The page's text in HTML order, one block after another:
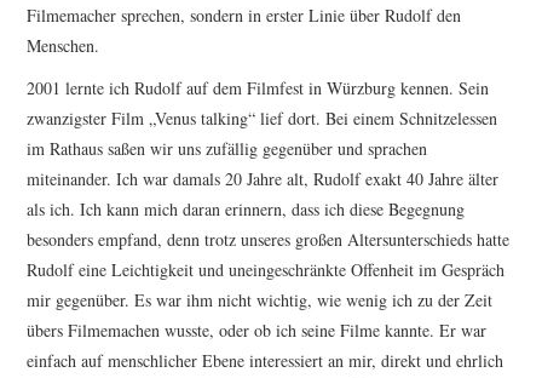
Filmemacher sprechen, sondern in erster Linie über Rudolf den
Menschen.
2001 lernte ich Rudolf auf dem Filmfest in Würzburg kennen. Sein
zwanzigster Film „Venus talking“ lief dort. Bei einem Schnitzelessen
im Rathaus saßen wir uns zufällig gegenüber und sprachen
miteinander. Ich war damals 20 Jahre alt, Rudolf exakt 40 Jahre älter
als ich. Ich kann mich daran erinnern, dass ich diese Begegnung
besonders empfand, denn trotz unseres großen Altersunterschieds hatte
Rudolf eine Leichtigkeit und uneingeschränkte Offenheit im Gespräch
mir gegenüber. Es war ihm nicht wichtig, wie wenig ich zu der Zeit
übers Filmemachen wusste, oder ob ich seine Filme kannte. Er war
einfach auf menschlicher Ebene interessiert an mir, direkt und ehrlich